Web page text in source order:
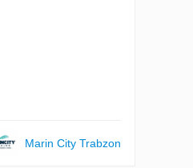
Marin City Trabzon